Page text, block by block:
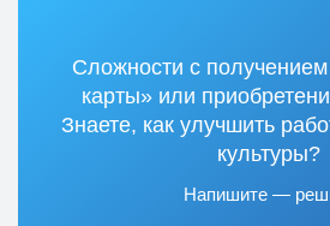
Сложности с
карты» или
Знаете, как улучшить
культуры?
Напишите —